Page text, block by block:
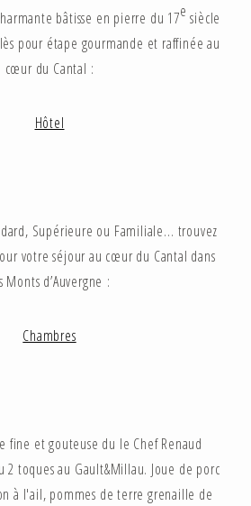
bâtisse en pierre du 17e siècle
pour étape gourmande et raffinée au
cœur du Cantal :
Hôtel
Supérieure ou Familiale… trouvez
votre séjour au cœur du Cantal dans
Monts d’Auvergne :
Chambres
fine et gouteuse du le Chef Renaud
2 toques au Gault&Millau. Joue de porc
à l'ail, pommes de terre grenaille de